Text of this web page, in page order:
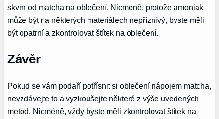
skvrn od matcha na oblečení. Nicméně, protože amoniak
může být na některých materiálech nepříznivý, byste měli
být opatrní a zkontrolovat štítek na oblečení.
Závěr
Pokud se vám podaří potřísnit si oblečení nápojem matcha,
nevzdávejte to a vyzkoušejte některé z výše uvedených
metod. Nicméně, vždy byste měli zkontrolovat štítek na